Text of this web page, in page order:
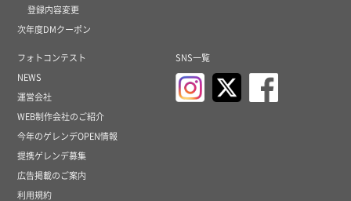
登録内容変更
次年度DMクーポン
フォトコンテスト
NEWS
運営会社
WEB制作会社のご紹介
今年のゲレンデOPEN情報
提携ゲレンデ募集
広告掲載のご案内
利用規約
SNS一覧